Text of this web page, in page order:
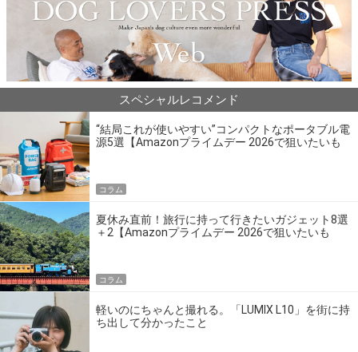
スペシャルレコメンド
“結局これが使いやすい”コンパクトなポータブル電
源5選【Amazonプライムデー 2026で狙いたいも
コラム
夏休み直前！旅行に持って行きたいガジェット8選
＋2【Amazonプライムデー 2026で狙いたいも
コラム
軽いのにちゃんと撮れる。「LUMIX L10」を街に持
ち出して分かったこと